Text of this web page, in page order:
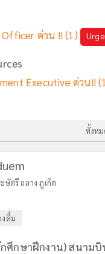
ด่วน !!(1)
Executive ด่วน!!
ทั้งห
ษัตรี ถลาง ภูเก็ต
งดื่ม
ศึกษาฝึกงาน) สนามบิ